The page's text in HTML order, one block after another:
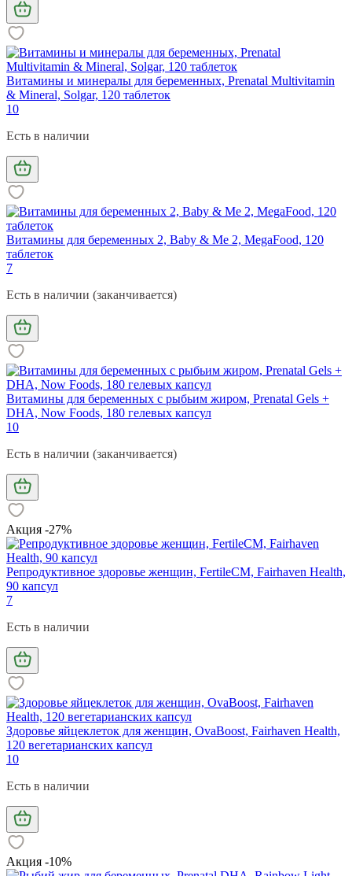
Витамины и минералы для беременных, Prenatal Multivitamin
& Mineral, Solgar, 120 таблеток
10
Есть в наличии
Витамины для беременных 2, Baby & Me 2, MegaFood, 120
таблеток
7
Есть в наличии (заканчивается)
Витамины для беременных с рыбьим жиром, Prenatal Gels +
DHA, Now Foods, 180 гелевых капсул
10
Есть в наличии (заканчивается)
Акция -27%
Репродуктивное здоровье женщин, FertileCM, Fairhaven Health,
90 капсул
7
Есть в наличии
Здоровье яйцеклеток для женщин, OvaBoost, Fairhaven Health,
120 вегетарианских капсул
10
Есть в наличии
Акция -10%